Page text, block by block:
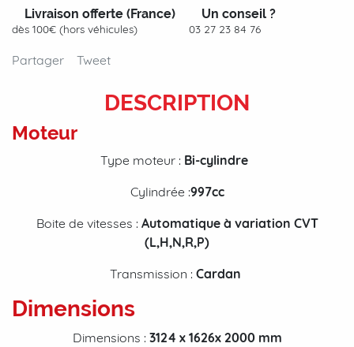
Livraison offerte (France)
dès 100€ (hors véhicules)
Un conseil ?
03 27 23 84 76
Partager Tweet
DESCRIPTION
Moteur
Type moteur : Bi-cylindre
Cylindrée :997cc
Boite de vitesses : Automatique à variation CVT
(L,H,N,R,P)
Transmission : Cardan
Dimensions
Dimensions : 3124 x 1626x 2000 mm